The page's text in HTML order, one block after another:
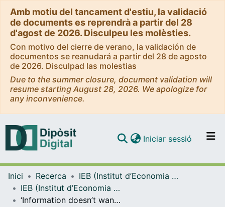
Amb motiu del tancament d'estiu, la validació
de documents es reprendrà a partir del 28
d'agost de 2026. Disculpeu les molèsties.
Con motivo del cierre de verano, la validación de
documentos se reanudará a partir del 28 de agosto
de 2026. Disculpad las molestias
Due to the summer closure, document validation will
resume starting August 28, 2026. We apologize for
any inconvenience.
Navega per tot el DD
Iniciar sessió (current)
Inici Recerca
IEB (Institut d’Economia de Barcelona)
IEB (Institut d’Economia de Barcelona) – Working Papers
‘Information doesn’t want to be free’: informational shocks with anonymous online platforms